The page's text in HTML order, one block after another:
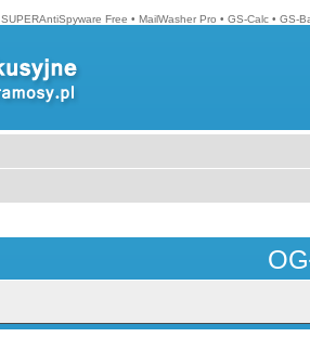
SUPERAntiSpyware Free • MailWasher Pro • GS-Calc • GS-